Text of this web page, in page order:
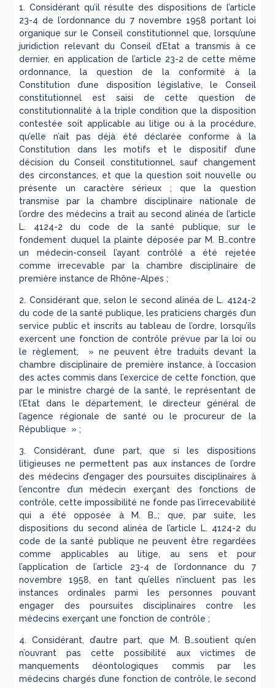
1. Considérant qu’il résulte des dispositions de l’article
23-4 de l’ordonnance du 7 novembre 1958 portant loi
organique sur le Conseil constitutionnel que, lorsqu’une
juridiction relevant du Conseil d’Etat a transmis à ce
dernier, en application de l’article 23-2 de cette même
ordonnance, la question de la conformité à la
Constitution d’une disposition législative, le Conseil
constitutionnel est saisi de cette question de
constitutionnalité à la triple condition que la disposition
contestée soit applicable au litige ou à la procédure,
qu’elle n’ait pas déjà été déclarée conforme à la
Constitution dans les motifs et le dispositif d’une
décision du Conseil constitutionnel, sauf changement
des circonstances, et que la question soit nouvelle ou
présente un caractère sérieux ; que la question
transmise par la chambre disciplinaire nationale de
l’ordre des médecins a trait au second alinéa de l’article
L. 4124-2 du code de la santé publique, sur le
fondement duquel la plainte déposée par M. B…contre
un médecin-conseil l’ayant contrôlé a été rejetée
comme irrecevable par la chambre disciplinaire de
première instance de Rhône-Alpes ;
2. Considérant que, selon le second alinéa de L. 4124-2
du code de la santé publique, les praticiens chargés d’un
service public et inscrits au tableau de l’ordre, lorsqu’ils
exercent une fonction de contrôle prévue par la loi ou
le règlement, » ne peuvent être traduits devant la
chambre disciplinaire de première instance, à l’occasion
des actes commis dans l’exercice de cette fonction, que
par le ministre chargé de la santé, le représentant de
l’Etat dans le département, le directeur général de
l’agence régionale de santé ou le procureur de la
République » ;
3. Considérant, d’une part, que si les dispositions
litigieuses ne permettent pas aux instances de l’ordre
des médecins d’engager des poursuites disciplinaires à
l’encontre d’un médecin exerçant des fonctions de
contrôle, cette impossibilité ne fonde pas l’irrecevabilité
qui a été opposée à M. B…; que, par suite, les
dispositions du second alinéa de l’article L. 4124-2 du
code de la santé publique ne peuvent être regardées
comme applicables au litige, au sens et pour
l’application de l’article 23-4 de l’ordonnance du 7
novembre 1958, en tant qu’elles n’incluent pas les
instances ordinales parmi les personnes pouvant
engager des poursuites disciplinaires contre les
médecins exerçant une fonction de contrôle ;
4. Considérant, d’autre part, que M. B…soutient qu’en
n’ouvrant pas cette possibilité aux victimes de
manquements déontologiques commis par les
médecins chargés d’une fonction de contrôle, le second